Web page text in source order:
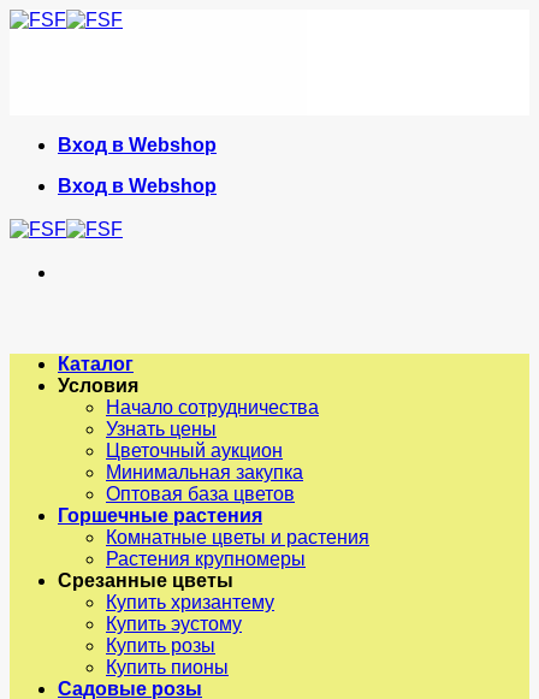
Skip
Вход в Webshop
Вход в Webshop
Каталог
Условия
Начало сотрудничества
Узнать цены
Цветочный аукцион
Минимальная закупка
Оптовая база цветов
Горшечные растения
Комнатные цветы и растения
Растения крупномеры
Срезанные цветы
Купить хризантему
Купить эустому
Купить розы
Купить пионы
Садовые розы